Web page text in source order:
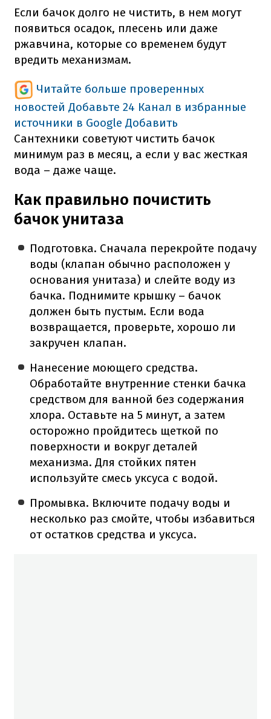
Если бачок долго не чистить, в нем могут
появиться осадок, плесень или даже
ржавчина, которые со временем будут
вредить механизмам.
Читайте больше проверенных
новостей Добавьте 24 Канал в избранные
источники в Google Добавить
Сантехники советуют чистить бачок
минимум раз в месяц, а если у вас жесткая
вода – даже чаще.
Как правильно почистить
бачок унитаза
Подготовка. Сначала перекройте подачу
воды (клапан обычно расположен у
основания унитаза) и слейте воду из
бачка. Поднимите крышку – бачок
должен быть пустым. Если вода
возвращается, проверьте, хорошо ли
закручен клапан.
Нанесение моющего средства.
Обработайте внутренние стенки бачка
средством для ванной без содержания
хлора. Оставьте на 5 минут, а затем
осторожно пройдитесь щеткой по
поверхности и вокруг деталей
механизма. Для стойких пятен
используйте смесь уксуса с водой.
Промывка. Включите подачу воды и
несколько раз смойте, чтобы избавиться
от остатков средства и уксуса.